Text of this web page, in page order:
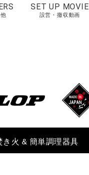
SET UP MOVIE
設営・撤収動画
火 & 簡単調理器具